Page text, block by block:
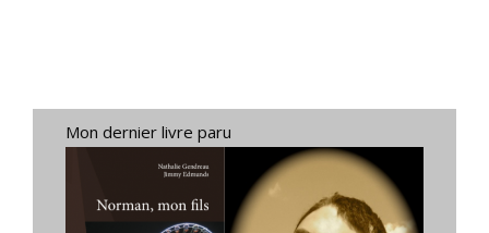
Mon dernier livre paru